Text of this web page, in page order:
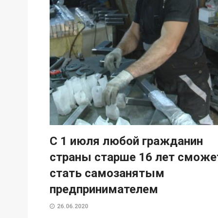
С 1 июля любой гражданин
страны старше 16 лет
стать самозанятым
предпринимателем
26.06.2020